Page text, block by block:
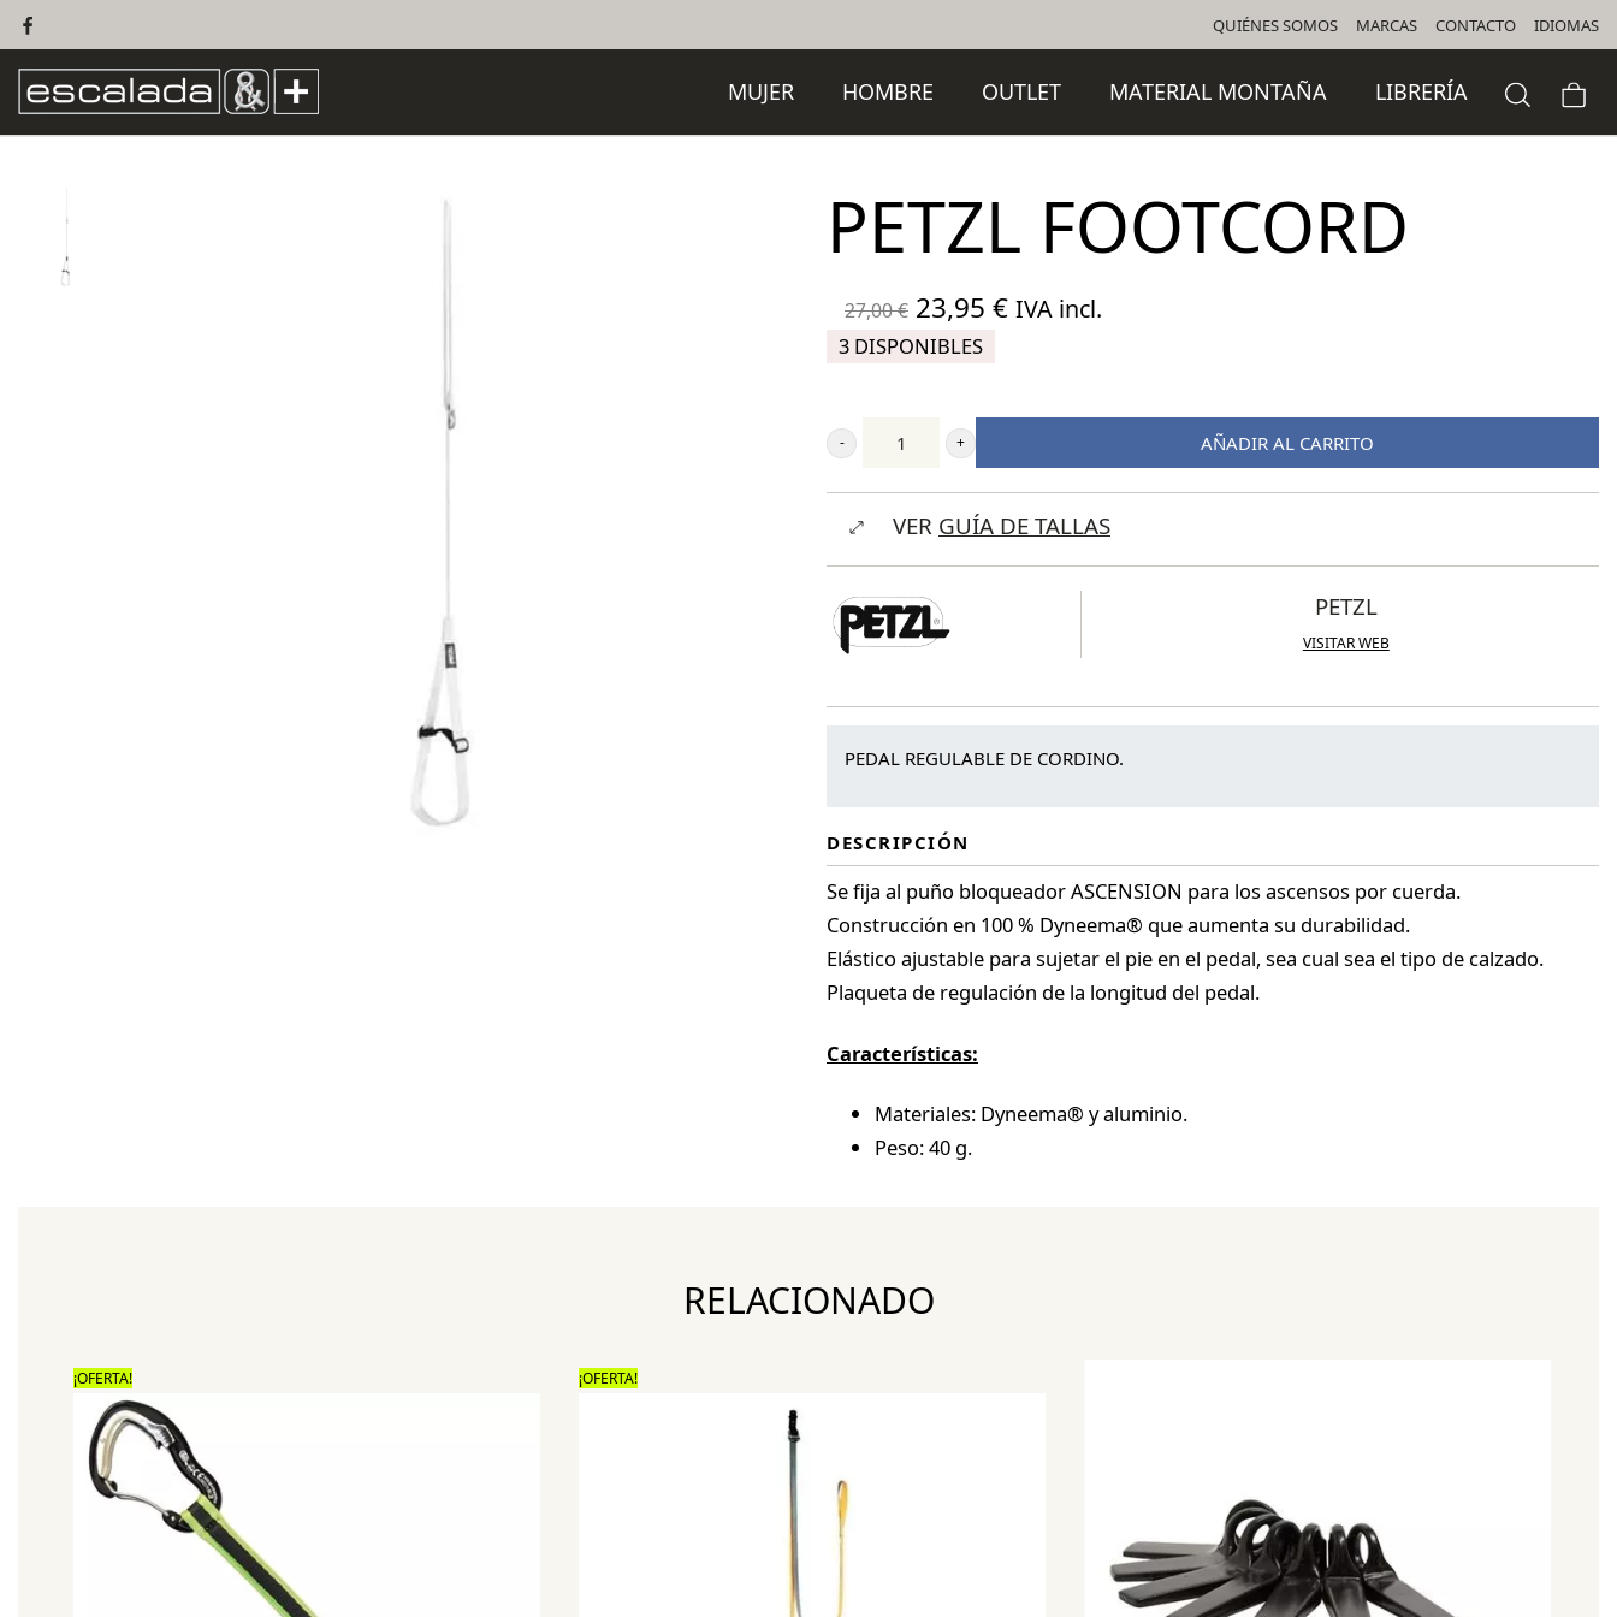
QUIÉNES SOMOS MARCAS CONTACTO IDIOMAS
MUJER HOMBRE OUTLET MATERIAL MONTAÑA LIBRERÍA
PETZL FOOTCORD
27,00€ El
precio
27,00 €.
23,95 €El
es:
IVA incl.
3 DISPONIBLES
Petzl
Footcord
cantidad
AÑADIR AL CARRITO
VER GUÍA DE TALLAS
PETZL
VISITAR WEB
PEDAL REGULABLE DE CORDINO.
DESCRIPCIÓN
Se fija al puño bloqueador ASCENSION para los ascensos por cuerda.
Construcción en 100 % Dyneema® que aumenta su durabilidad.
Elástico ajustable para sujetar el pie en el pedal, sea cual sea el tipo de calzado.
Plaqueta de regulación de la longitud del pedal.
Características:
Materiales: Dyneema® y aluminio.
Peso: 40 g.
RELACIONADO
¡OFERTA! ¡OFERTA!